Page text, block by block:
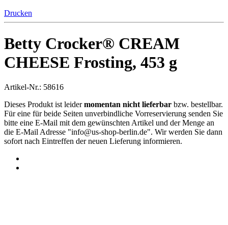
Drucken
Betty Crocker® CREAM
CHEESE Frosting, 453 g
Artikel-Nr.: 58616
Dieses Produkt ist leidermomentan nicht lieferbar bzw. bestellbar.
Für eine für beide Seiten unverbindliche Vorreservierung senden Sie
bitte eine E-Mail mit dem gewünschten Artikel und der Menge an
die E-Mail Adresse "info@us-shop-berlin.de". Wir werden Sie dann
sofort nach Eintreffen der neuen Lieferung informieren.